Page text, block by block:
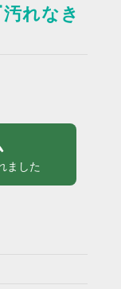
れなき
ました